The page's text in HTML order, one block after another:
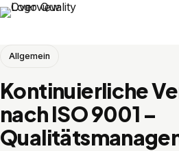
Allgemein
Kontinuierliche
nach ISO 9001 –